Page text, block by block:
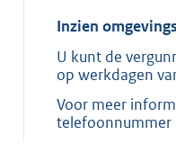
Inzien
U kunt de
op werkdagen
Voor meer